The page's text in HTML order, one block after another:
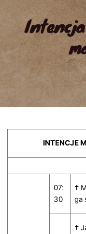
INTENCJE
07:
30
†
ga
†